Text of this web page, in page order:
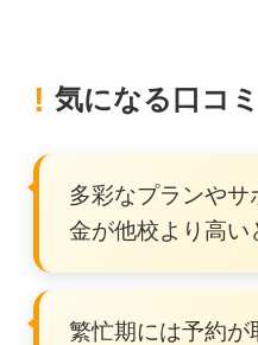
気になる口コミ
多彩なプランや
金が他校より高い
繁忙期には予約が